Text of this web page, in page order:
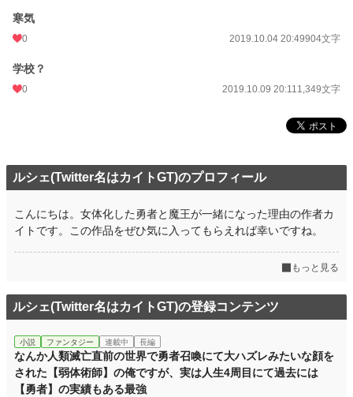
初回公開日時
週間ポイント
月間ポイント
年間ポイント
寒気
0 2019.10.04 20:49904文字
学校？
0 2019.10.09 20:111,349文字
ルシェ(Twitter名はカイトGT)のプロフィール
こんにちは。女体化した勇者と魔王が一緒になった理由の作者カ
イトです。この作品をぜひ気に入ってもらえれば幸いですね。
もっと見る
ルシェ(Twitter名はカイトGT)の登録コンテンツ
小説 ファンタジー 連載中 長編
なんか人類滅亡直前の世界で勇者召喚にて大ハズレみたいな顔を
された【弱体術師】の俺ですが、実は人生4周目にて過去には
【勇者】の実績もある最強